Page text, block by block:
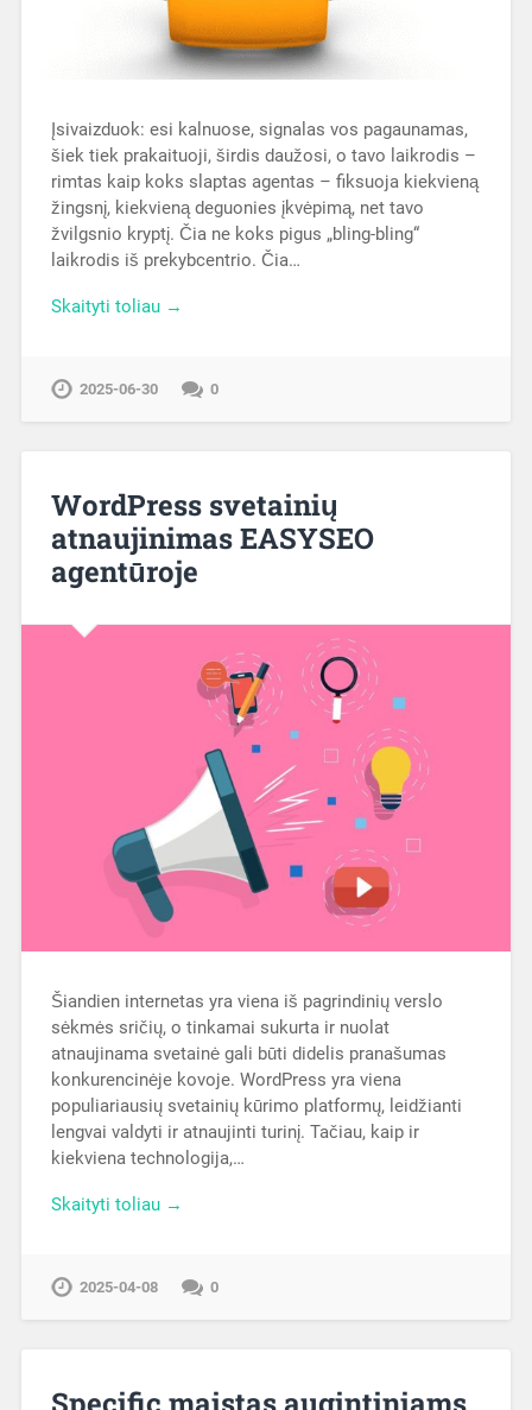
Įsivaizduok: esi kalnuose, signalas vos pagaunamas,
šiek tiek prakaituoji, širdis daužosi, o tavo laikrodis –
rimtas kaip koks slaptas agentas – fiksuoja kiekvieną
žingsnį, kiekvieną deguonies įkvėpimą, net tavo
žvilgsnio kryptį. Čia ne koks pigus „bling-bling“
laikrodis iš prekybcentrio. Čia…
Skaityti toliau →
2025-06-30 0
WordPress svetainių
atnaujinimas EASYSEO
agentūroje
Šiandien internetas yra viena iš pagrindinių verslo
sėkmės sričių, o tinkamai sukurta ir nuolat
atnaujinama svetainė gali būti didelis pranašumas
konkurencinėje kovoje. WordPress yra viena
populiariausių svetainių kūrimo platformų, leidžianti
lengvai valdyti ir atnaujinti turinį. Tačiau, kaip ir
kiekviena technologija,…
Skaityti toliau →
2025-04-08 0